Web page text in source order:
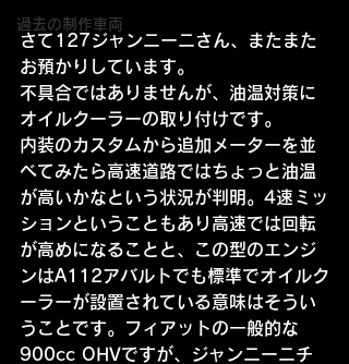
過去の制作車両
さて127ジャンニーニさん、またまた
お預かりしています。
不具合ではありませんが、油温対策に
オイルクーラーの取り付けです。
内装のカスタムから追加メーターを並
べてみたら高速道路ではちょっと油温
が高いかなという状況が判明。4速ミッ
ションということもあり高速では回転
が高めになることと、この型のエンジ
ンはA112アバルトでも標準でオイルク
ーラーが設置されている意味はそうい
うことです。フィアットの一般的な
900cc OHVですが、ジャンニーニチ